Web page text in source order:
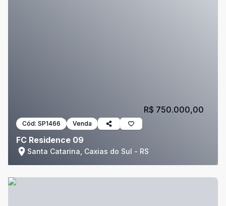
Cód: SP1466 Venda
FC Residence 09
Santa Catarina, Caxias do Sul - RS
R$ 750.000,00